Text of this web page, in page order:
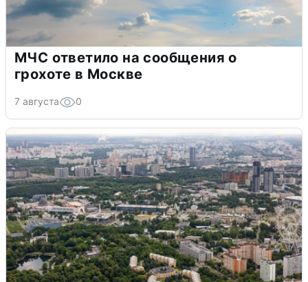
МЧС ответило на сообщения о
грохоте в Москве
7 августа 0